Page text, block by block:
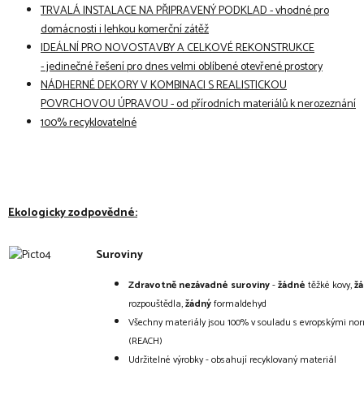
TRVALÁ INSTALACE NA PŘIPRAVENÝ PODKLAD - vhodné pro
domácnosti i lehkou komerční zátěž
IDEÁLNÍ PRO NOVOSTAVBY A CELKOVÉ REKONSTRUKCE
- jedinečné řešení pro dnes velmi oblíbené otevřené prostory
NÁDHERNÉ DEKORY V KOMBINACI S REALISTICKOU
POVRCHOVOU ÚPRAVOU - od přírodních materiálů k nerozeznání
100% recyklovatelné
Ekologicky zodpovědné:
Suroviny
Zdravotně nezávadné suroviny-žádné těžké kovy,
rozpouštědla,žádnýformaldehyd
Všechny materiály jsou 100% v souladu s evropskými
(REACH)
Udržitelné výrobky - obsahují recyklovaný materiál